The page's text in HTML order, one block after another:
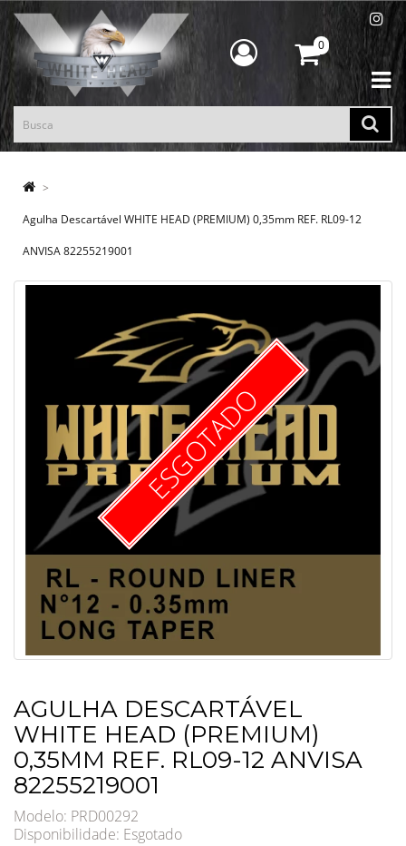
0
Agulha Descartável WHITE HEAD (PREMIUM) 0,35mm REF. RL09-12
ANVISA 82255219001
ESGOTADO
AGULHA DESCARTÁVEL
WHITE HEAD (PREMIUM)
0,35MM REF. RL09-12 ANVISA
82255219001
Modelo: PRD00292
Disponibilidade: Esgotado